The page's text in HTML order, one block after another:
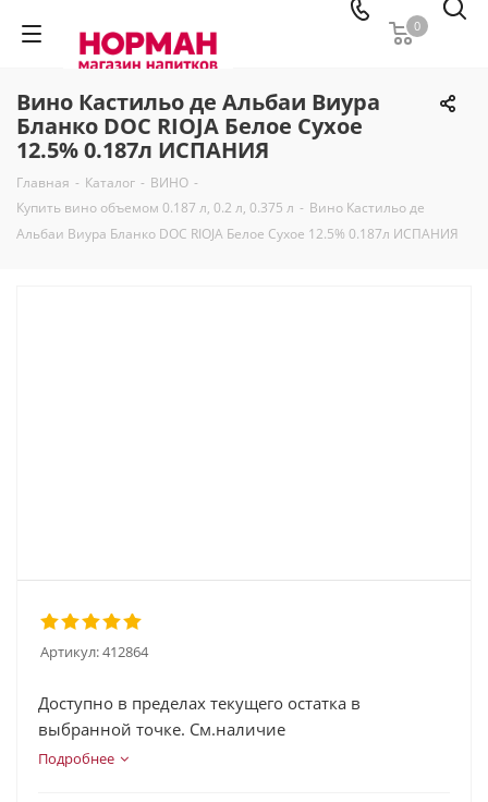
0
Вино Кастильо де Альбаи Виура
Бланко DOC RIOJA Белое Сухое
12.5% 0.187л ИСПАНИЯ
Главная - Каталог - ВИНО -
Купить вино объемом 0.187 л, 0.2 л, 0.375 л - Вино Кастильо де
Альбаи Виура Бланко DOC RIOJA Белое Сухое 12.5% 0.187л ИСПАНИЯ
Артикул:412864
Доступно в пределах текущего остатка в
выбранной точке. См.наличие
Подробнее